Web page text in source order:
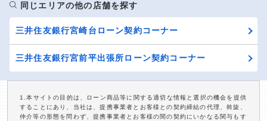
同じエリアの他の店舗を探す
三井住友銀行宮崎台ローン契約コーナー
三井住友銀行宮前平出張所ローン契約コーナー
1.本サイトの目的は、ローン商品等に関する適切な情報と選択の機会を提供
することにあり、当社は、提携事業者とお客様との契約締結の代理、斡旋、
仲介等の形態を問わず、提携事業者とお客様の間の契約にいかなる関与もす